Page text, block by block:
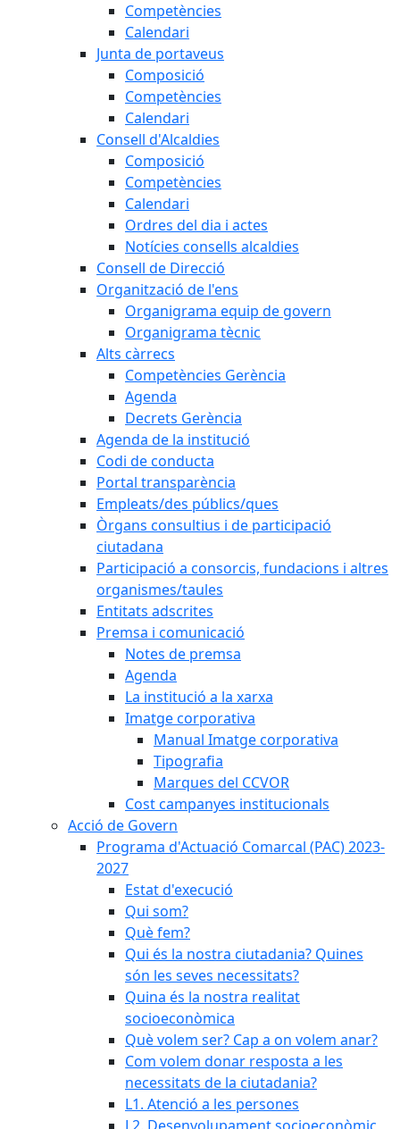
Competències
Calendari
Junta de portaveus
Composició
Competències
Calendari
Consell d'Alcaldies
Composició
Competències
Calendari
Ordres del dia i actes
Notícies consells alcaldies
Consell de Direcció
Organització de l'ens
Organigrama equip de govern
Organigrama tècnic
Alts càrrecs
Competències Gerència
Agenda
Decrets Gerència
Agenda de la institució
Codi de conducta
Portal transparència
Empleats/des públics/ques
Òrgans consultius i de participació
ciutadana
Participació a consorcis, fundacions i altres
organismes/taules
Entitats adscrites
Premsa i comunicació
Notes de premsa
Agenda
La institució a la xarxa
Imatge corporativa
Manual Imatge corporativa
Tipografia
Marques del CCVOR
Cost campanyes institucionals
Acció de Govern
Programa d'Actuació Comarcal (PAC) 2023-
2027
Estat d'execució
Qui som?
Què fem?
Qui és la nostra ciutadania? Quines
són les seves necessitats?
Quina és la nostra realitat
socioeconòmica
Què volem ser? Cap a on volem anar?
Com volem donar resposta a les
necessitats de la ciutadania?
L1. Atenció a les persones